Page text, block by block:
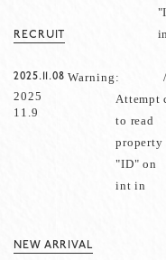
RECRUIT
2025.11.08
2025
11.9
Warning:
Attempt
to read
property
"ID" on
int in
NEW ARRIVAL